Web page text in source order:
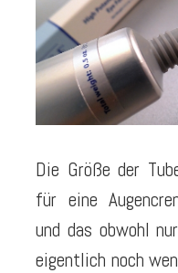
Die Größe der
für eine
und das obwohl
eigentlich noch